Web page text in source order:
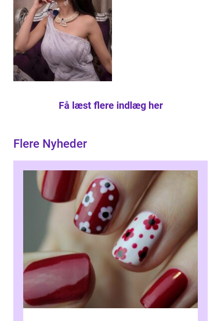
Få læst flere indlæg her
Flere Nyheder